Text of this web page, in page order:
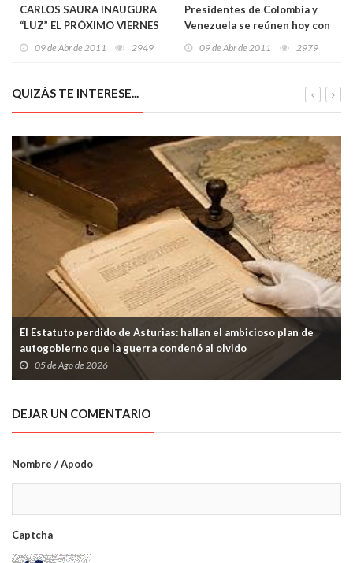
CARLOS SAURA INAUGURA
“LUZ” EL PRÓXIMO VIERNES
09 de Abr de 2011 2949
Presidentes de Colombia y
Venezuela se reúnen hoy con
09 de Abr de 2011 2979
QUIZÁS TE INTERESE...
El Estatuto perdido de Asturias: hallan el ambicioso plan de
autogobierno que la guerra condenó al olvido
05 de Ago de 2026
DEJAR UN COMENTARIO
Nombre / Apodo
Captcha